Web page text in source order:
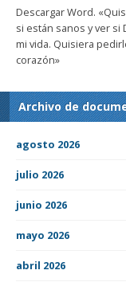
Descargar Word.
si están sanos y ver si
mi vida. Quisiera
corazón»
Archivo de
agosto 2026
julio 2026
junio 2026
mayo 2026
abril 2026